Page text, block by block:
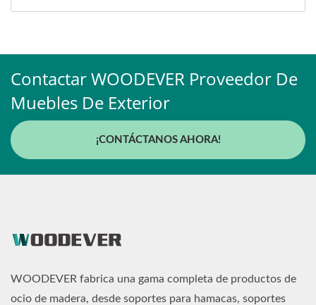
Contactar WOODEVER Proveedor De
Muebles De Exterior
¡CONTÁCTANOS AHORA!
WOODEVER fabrica una gama completa de productos de
ocio de madera, desde soportes para hamacas, soportes